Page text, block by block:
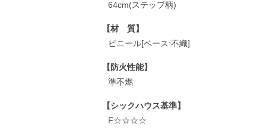
64cm(ステップ柄)
【材 質】
ビニール[ベース:不織]
【防火性能】
準不燃
【シックハウス基準】
F☆☆☆☆